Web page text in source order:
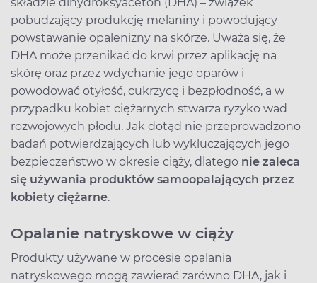
pobudzający produkcję melaniny i powodujący
powstawanie opalenizny na skórze. Uważa się, że
DHA może przenikać do krwi przez aplikację na
skórę oraz przez wdychanie jego oparów i
powodować otyłość, cukrzycę i bezpłodność, a w
przypadku kobiet ciężarnych stwarza ryzyko wad
rozwojowych płodu. Jak dotąd nie przeprowadzono
badań potwierdzających lub wykluczających jego
bezpieczeństwo w okresie ciąży, dlatego nie zaleca
się używania produktów samoopalających przez
kobiety ciężarne.
Opalanie natryskowe w ciąży
Produkty używane w procesie opalania
natryskowego mogą zawierać zarówno DHA, jak i